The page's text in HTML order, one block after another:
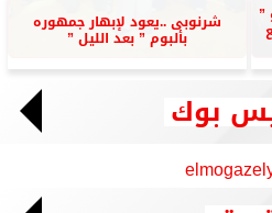
” شرنوبى ..يعود لإبهار جمهوره
بألبوم ” بعد الليل ”
بوك